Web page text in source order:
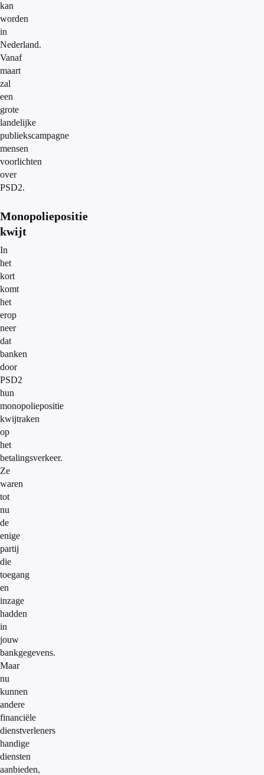
kan
worden
in
Nederland.
Vanaf
maart
zal
een
grote
landelijke
publiekscampagne
mensen
voorlichten
over
PSD2.
Monopoliepositie
kwijt
In
het
kort
komt
het
erop
neer
dat
banken
door
PSD2
hun
monopoliepositie
kwijtraken
op
het
betalingsverkeer.
Ze
waren
tot
nu
de
enige
partij
die
toegang
en
inzage
hadden
in
jouw
bankgegevens.
Maar
nu
kunnen
andere
financiële
dienstverleners
handige
diensten
aanbieden,